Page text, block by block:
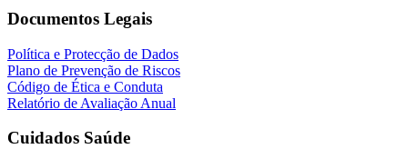
Documentos Legais
Política e Protecção de Dados
Plano de Prevenção de Riscos
Código de Ética e Conduta
Relatório de Avaliação Anual
Cuidados Saúde